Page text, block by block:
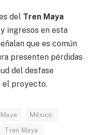
del Tren Maya
ingresos en esta
que es común
presenten pérdidas
del desfase
el proyecto.
México
Tren Maya